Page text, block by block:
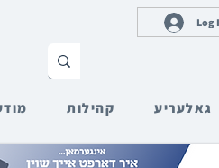
גאלעריע קהילות
Log